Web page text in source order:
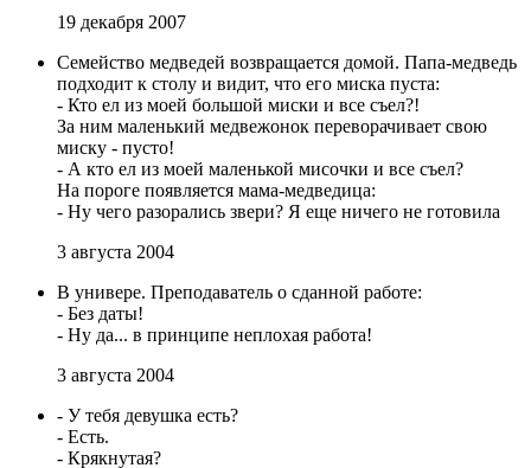
19 декабря 2007
Семейство медведей возвращается домой. Папа-медведь
подходит к столу и видит, что его миска пуста:
- Кто ел из моей большой миски и все съел?!
За ним маленький медвежонок переворачивает свою
миску - пусто!
- А кто ел из моей маленькой мисочки и все съел?
На пороге появляется мама-медведица:
- Ну чего разорались звери? Я еще ничего не готовила
3 августа 2004
В универе. Преподаватель о сданной работе:
- Без даты!
- Ну да... в принципе неплохая работа!
3 августа 2004
- У тебя девушка есть?
- Есть.
- Крякнутая?